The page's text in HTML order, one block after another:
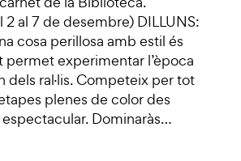
2 al 7 de desembre) DILLUNS:
cosa perillosa amb estil és
permet experimentar l’època
dels ral·lis. Competeix per tot
plenes de color des
espectacular. Dominaràs…